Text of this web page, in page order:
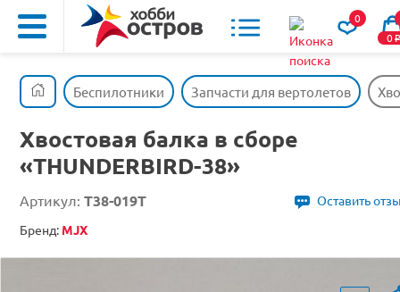
0
0o
Беспилотники Запчасти для вертолетов
Хвостовая балка в сборе
«THUNDERBIRD-38»
Артикул: T38-019Т
Оставить
Бренд: MJX